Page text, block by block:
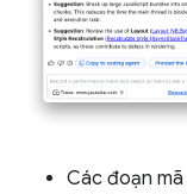
Các đoạn